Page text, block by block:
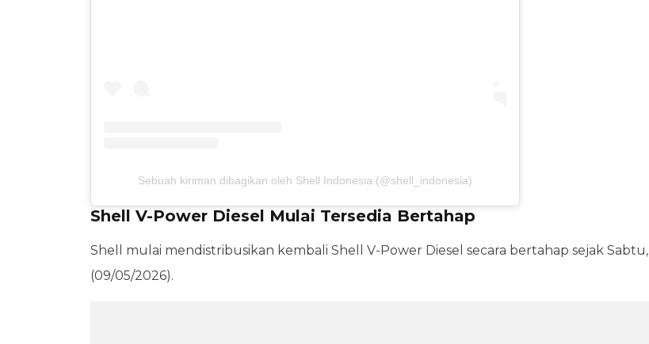
Sebuah kiriman dibagikan oleh Shell Indonesia (@shell_indonesia)
Shell V-Power Diesel Mulai Tersedia Bertahap
Shell mulai mendistribusikan kembali Shell V-Power Diesel secara bertahap sejak Sabtu,
(09/05/2026).